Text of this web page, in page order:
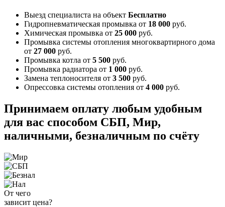
Выезд специалиста на объект Бесплатно
Гидропневматическая промывка от 18 000 руб.
Химическая промывка от 25 000 руб.
Промывка системы отопления многоквартирного дома
от 27 000 руб.
Промывка котла от 5 500 руб.
Промывка радиатора от 1 000 руб.
Замена теплоносителя от 3 500 руб.
Опрессовка системы отопления от 4 000 руб.
Принимаем оплату любым удобным
для вас способом СБП, Мир,
наличными, безналичным по счёту
От чего
зависит цена?